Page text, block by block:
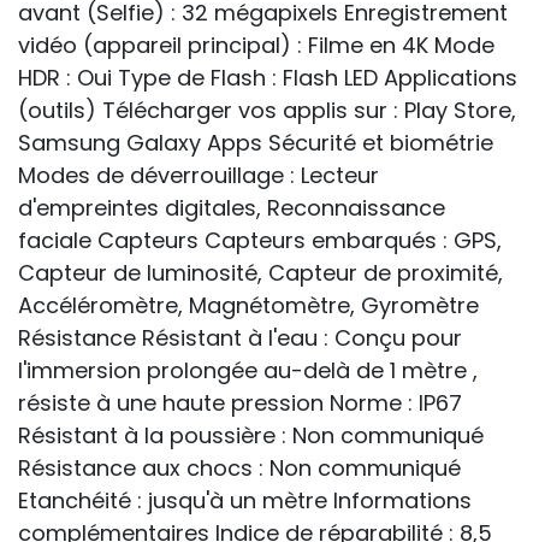
avant (Selfie) : 32 mégapixels Enregistrement
vidéo (appareil principal) : Filme en 4K Mode
HDR : Oui Type de Flash : Flash LED Applications
(outils) Télécharger vos applis sur : Play Store,
Samsung Galaxy Apps Sécurité et biométrie
Modes de déverrouillage : Lecteur
d'empreintes digitales, Reconnaissance
faciale Capteurs Capteurs embarqués : GPS,
Capteur de luminosité, Capteur de proximité,
Accéléromètre, Magnétomètre, Gyromètre
Résistance Résistant à l'eau : Conçu pour
l'immersion prolongée au-delà de 1 mètre ,
résiste à une haute pression Norme : IP67
Résistant à la poussière : Non communiqué
Résistance aux chocs : Non communiqué
Etanchéité : jusqu'à un mètre Informations
complémentaires Indice de réparabilité : 8,5